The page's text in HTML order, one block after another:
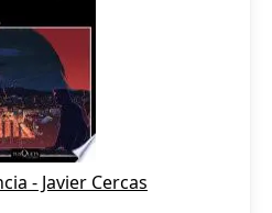
- Javier Cercas